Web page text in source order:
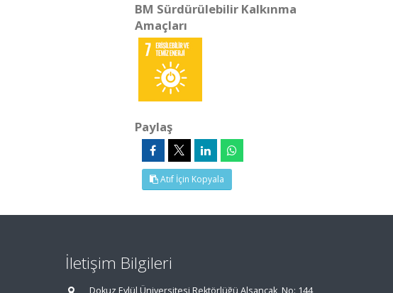
BM Sürdürülebilir Kalkınma
Amaçları
Paylaş
Atıf İçin Kopyala
İletişim Bilgileri
Dokuz Eylül Üniversitesi Rektörlüğü Alsancak, No: 144